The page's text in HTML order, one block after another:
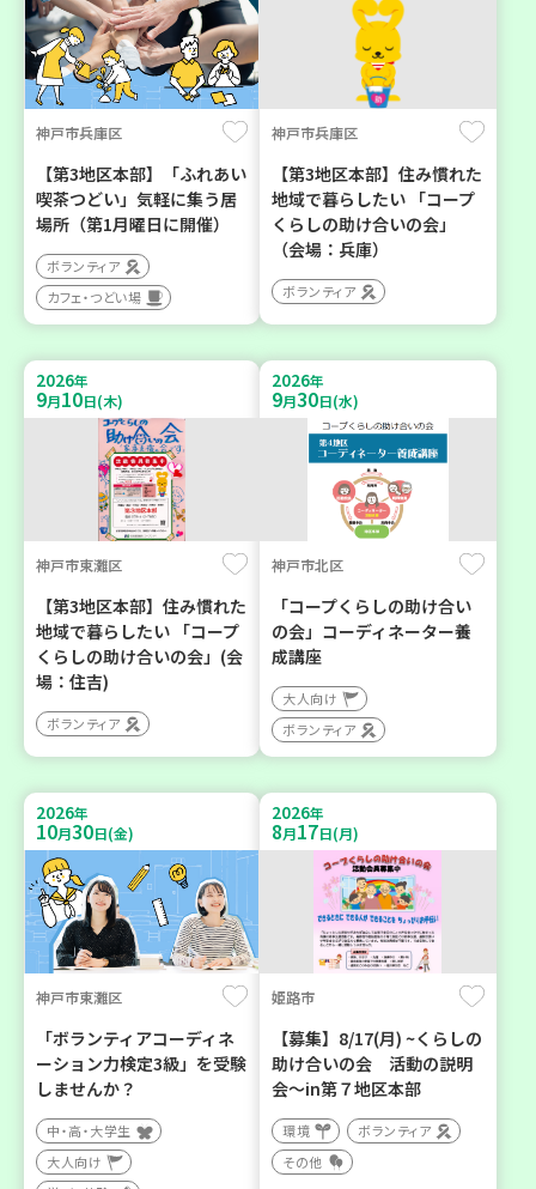
神戸市兵庫区
【第3地区本部】「ふれあい
喫茶つどい」気軽に集う居
場所（第1月曜日に開催）
ボランティア
カフェ・つどい場
神戸市兵庫区
【第3地区本部】住み慣れた
地域で暮らしたい 「コープ
くらしの助け合いの会」
（会場：兵庫）
ボランティア
2026年
9月10日(木)
神戸市東灘区
【第3地区本部】住み慣れた
地域で暮らしたい 「コープ
くらしの助け合いの会」(会
場：住吉)
ボランティア
2026年
9月30日(水)
神戸市北区
「コープくらしの助け合い
の会」コーディネーター養
成講座
大人向け
ボランティア
2026年
10月30日(金)
神戸市東灘区
「ボランティアコーディネ
ーション力検定3級」を受験
しませんか？
中・高・大学生
大人向け
2026年
8月17日(月)
姫路市
【募集】8/17(月) ~くらしの
助け合いの会 活動の説明
会～in第７地区本部
環境
ボランティア
その他